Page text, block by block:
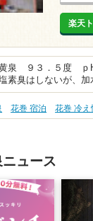
楽天
泉 ９３．５度 ｐ
素臭はしないが、加
花巻 宿泊 花巻 冷え
ュース